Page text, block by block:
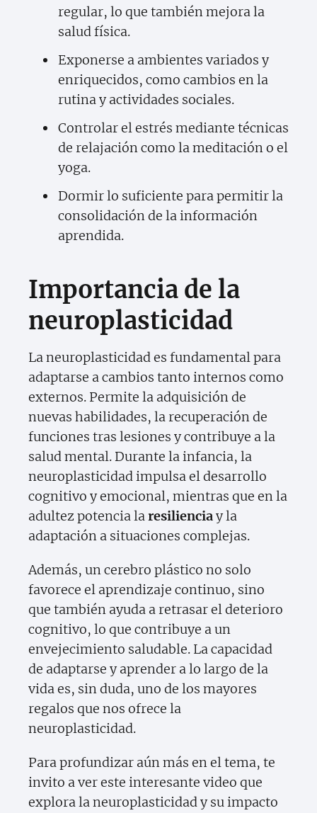
regular, lo que también mejora la
salud física.
Exponerse a ambientes variados y
enriquecidos, como cambios en la
rutina y actividades sociales.
Controlar el estrés mediante técnicas
de relajación como la meditación o el
yoga.
Dormir lo suficiente para permitir la
consolidación de la información
aprendida.
Importancia de la
neuroplasticidad
La neuroplasticidad es fundamental para
adaptarse a cambios tanto internos como
externos. Permite la adquisición de
nuevas habilidades, la recuperación de
funciones tras lesiones y contribuye a la
salud mental. Durante la infancia, la
neuroplasticidad impulsa el desarrollo
cognitivo y emocional, mientras que en la
adultez potencia laresilienciay la
adaptación a situaciones complejas.
Además, un cerebro plástico no solo
favorece el aprendizaje continuo, sino
que también ayuda a retrasar el deterioro
cognitivo, lo que contribuye a un
envejecimiento saludable. La capacidad
de adaptarse y aprender a lo largo de la
vida es, sin duda, uno de los mayores
regalos que nos ofrece la
neuroplasticidad.
Para profundizar aún más en el tema, te
invito a ver este interesante video que
explora la neuroplasticidad y su impacto